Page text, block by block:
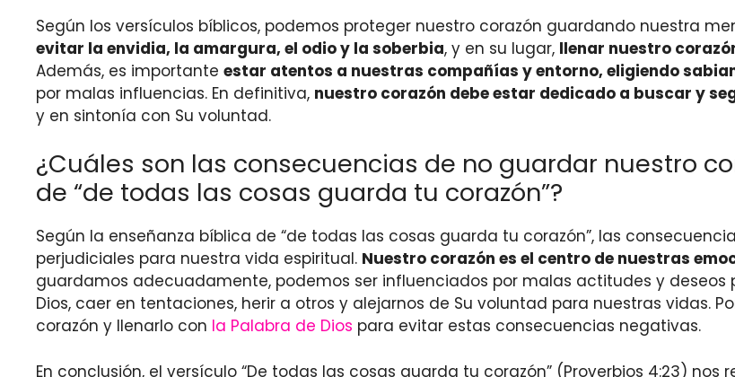
Según los versículos bíblicos, podemos proteger nuestro corazón guardando nuestra
evitar la envidia, la amargura, el odio y la soberbia, y en su lugar, llenar nuestro
Además, es importante estar atentos a nuestras compañías y entorno, eligiendo
por malas influencias. En definitiva, nuestro corazón debe estar dedicado a buscar y
y en sintonía con Su voluntad.
¿Cuáles son las consecuencias de no guardar nuestro
de “de todas las cosas guarda tu corazón”?
Según la enseñanza bíblica de “de todas las cosas guarda tu corazón”, las
perjudiciales para nuestra vida espiritual. Nuestro corazón es el centro de nuestras
guardamos adecuadamente, podemos ser influenciados por malas actitudes y deseos
Dios, caer en tentaciones, herir a otros y alejarnos de Su voluntad para nuestras vidas.
corazón y llenarlo con la Palabra de Dios para evitar estas consecuencias negativas.
En conclusión, el versículo “De todas las cosas guarda tu corazón” (Proverbios 4:23)